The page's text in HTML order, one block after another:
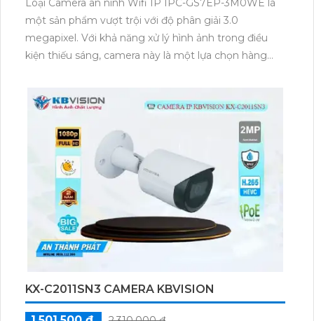
CAMERA AN NINH WIFI IMOU IPC-GS7EP-
1,700,000 ₫
2,000,000 ₫
Loại Camera an ninh Wifi IP IPC-GS7EP-3M0WE là
một sản phẩm vượt trội với độ phân giải 3.0
megapixel. Với khả năng xử lý hình ảnh trong điều
kiện thiếu sáng, camera này là một lựa chọn hàng
đầu cho việc lắp đặt tại các công trình có ngân sách
hạn chế. Đặc biệt, sản phẩm được trang bị chức năng
trong điều kiện ánh sáng yếu. Với công nghệ IP Wifi,
việc kết nối và sử dụng camera trở nên dễ dàng và